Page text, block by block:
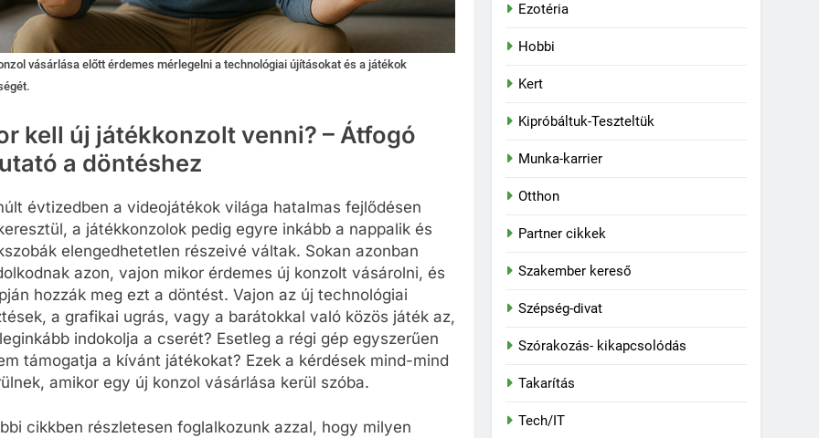
vásárlása előtt érdemes mérlegelni a technológiai újításokat és a játékok
kell új játékkonzolt venni? – Átfogó
a döntéshez
évtizedben a videojátékok világa hatalmas fejlődésen
a játékkonzolok pedig egyre inkább a nappalik és
elengedhetetlen részeivé váltak. Sokan azonban
azon, vajon mikor érdemes új konzolt vásárolni, és
hozzák meg ezt a döntést. Vajon az új technológiai
a grafikai ugrás, vagy a barátokkal való közös játék az,
indokolja a cserét? Esetleg a régi gép egyszerűen
támogatja a kívánt játékokat? Ezek a kérdések mind-mind
amikor egy új konzol vásárlása kerül szóba.
cikkben részletesen foglalkozunk azzal, hogy milyen
Ezotéria
Hobbi
Kert
Kipróbáltuk-Teszteltük
Munka-karrier
Otthon
Partner cikkek
Szakember kereső
Szépség-divat
Szórakozás- kikapcsolódás
Takarítás
Tech/IT